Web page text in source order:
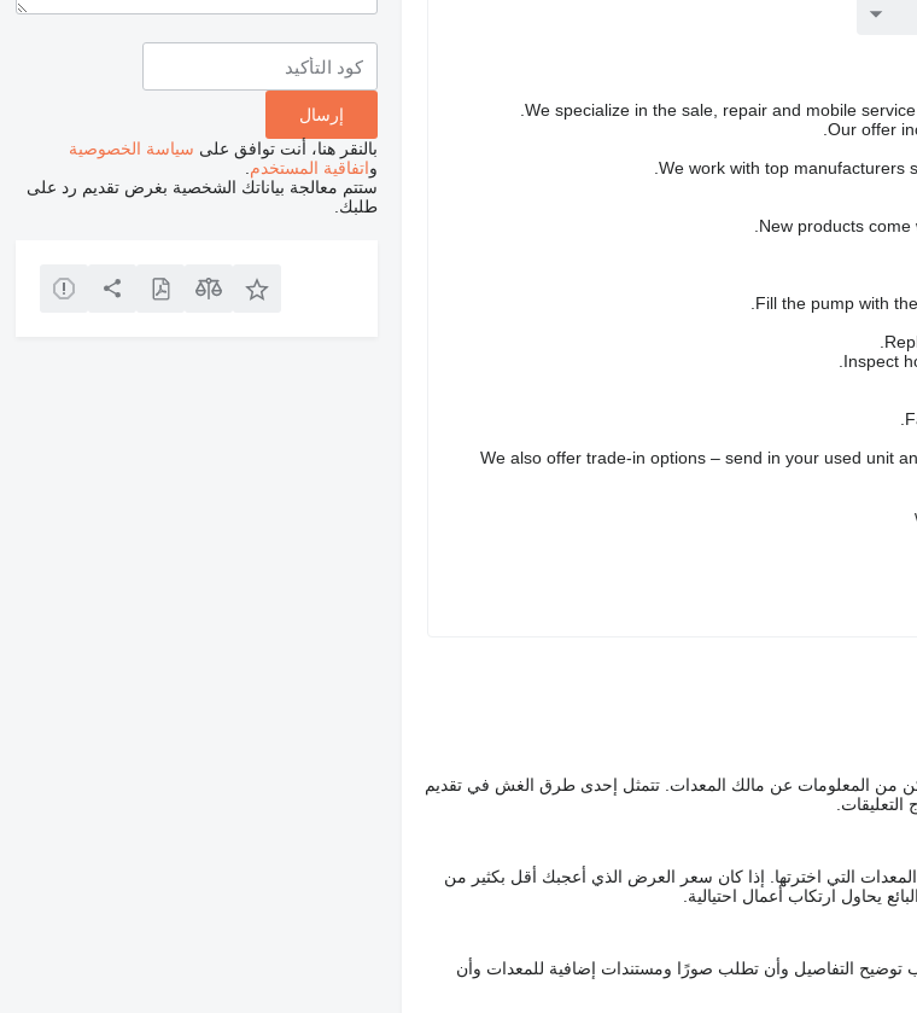
We specialize in the sale, repair and mobile
Our offer
We work with top manufacturers
New products
We also offer trade-in options – send in your used unit
من المعلومات عن مالك المعدات. تتمثل إحدى طرق الغش في تقديم
التي اخترتها. إذا كان سعر العرض الذي أعجبك أقل بكثير من
يحاول ارتكاب أعمال احتيالية.
توضيح التفاصيل وأن تطلب صورًا ومستندات إضافية للمعدات وأن
بالنقر هنا، أنت توافق على سياسة الخصوصية
واتفاقية المستخدم
ستتم معالجة بياناتك الشخصية بغرض تقديم رد على
طلبك.